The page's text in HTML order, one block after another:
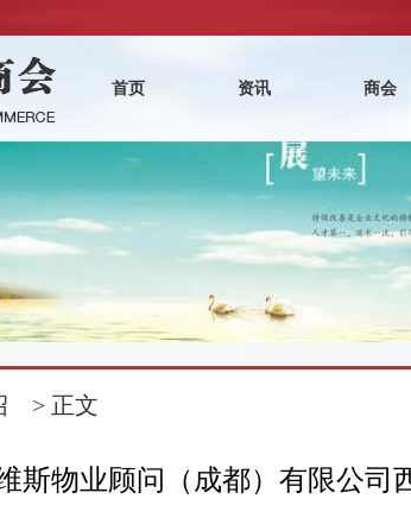
首页 资讯 商会
> 正文
斯物业顾问（成都）有限公司